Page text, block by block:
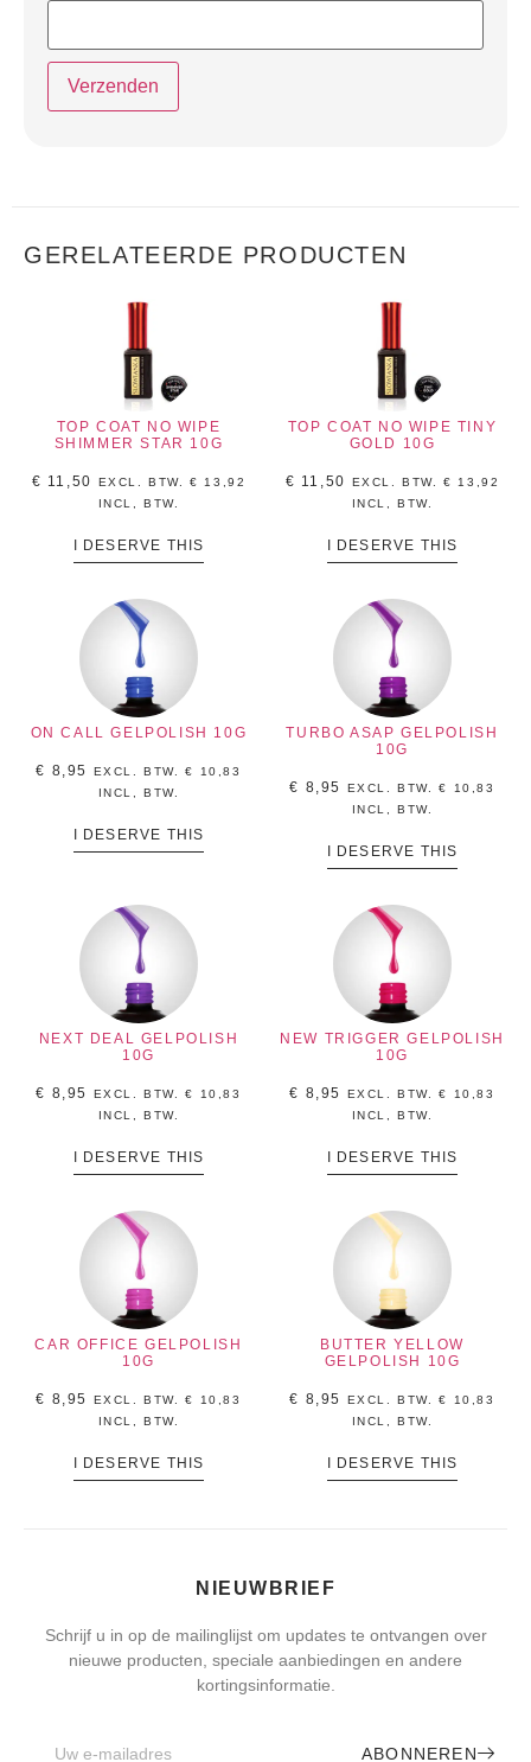
GERELATEERDE PRODUCTEN
TOP COAT NO WIPE
SHIMMER STAR 10G
€ 11,50 EXCL. BTW.€ 13,92
INCL, BTW.
I DESERVE THIS
TOP COAT NO WIPE TINY
GOLD 10G
€ 11,50 EXCL. BTW.€ 13,92
INCL, BTW.
I DESERVE THIS
ON CALL GELPOLISH 10G
€ 8,95 EXCL. BTW.€
10,83
INCL, BTW.
I DESERVE THIS
TURBO ASAP GELPOLISH
10G
€ 8,95 EXCL. BTW.€
10,83
INCL, BTW.
I DESERVE THIS
NEXT DEAL GELPOLISH
10G
€ 8,95 EXCL. BTW.€
10,83
INCL, BTW.
I DESERVE THIS
NEW TRIGGER GELPOLISH
10G
€ 8,95 EXCL. BTW.€
10,83
INCL, BTW.
I DESERVE THIS
CAR OFFICE GELPOLISH
10G
€ 8,95 EXCL. BTW.€
10,83
INCL, BTW.
I DESERVE THIS
BUTTER YELLOW
GELPOLISH 10G
€ 8,95 EXCL. BTW.€
10,83
INCL, BTW.
I DESERVE THIS
NIEUWBRIEF
Schrijf u in op de mailinglijst om updates te ontvangen over
nieuwe producten, speciale aanbiedingen en andere
kortingsinformatie.
ABONNEREN